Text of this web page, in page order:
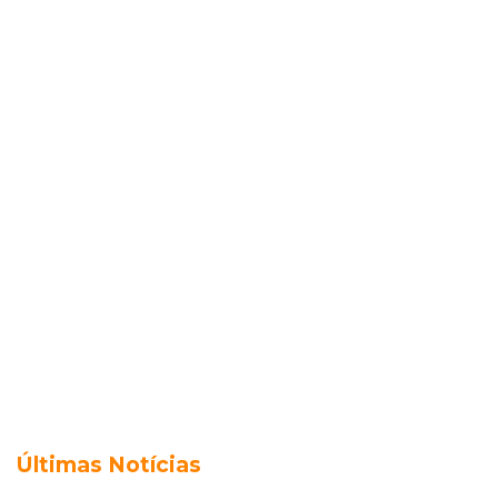
Últimas Notícias